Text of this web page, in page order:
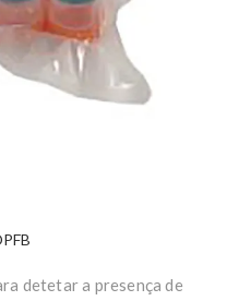
detetar a presença de